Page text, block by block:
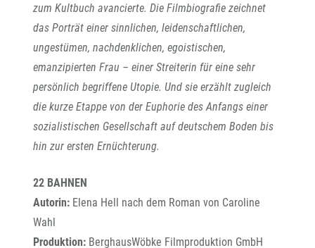
zum Kultbuch avancierte. Die Filmbiografie zeichnet
das Porträt einer sinnlichen, leidenschaftlichen,
ungestümen, nachdenklichen, egoistischen,
emanzipierten Frau – einer Streiterin für eine sehr
persönlich begriffene Utopie. Und sie erzählt zugleich
die kurze Etappe von der Euphorie des Anfangs einer
sozialistischen Gesellschaft auf deutschem Boden bis
hin zur ersten Ernüchterung.
22 BAHNEN
Autorin: Elena Hell nach dem Roman von Caroline
Wahl
Produktion: BerghausWöbke Filmproduktion GmbH